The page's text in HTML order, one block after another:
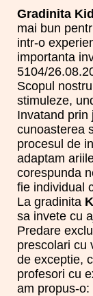
Gradinita
mai bun
intr-o
importanta
5104/
Scopul
stimuleze,
Invatand prin
cunoasterea
procesul de
adaptam
corespunda
fie individual
La gradinita
sa invete cu
Predare
prescolari cu
de exceptie,
profesori cu
am propus-o: